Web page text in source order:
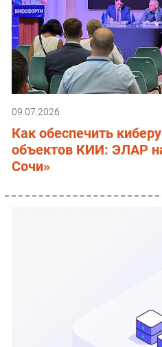
09.07.2026
Как обеспечить
объектов КИИ: ЭЛАР
Сочи»